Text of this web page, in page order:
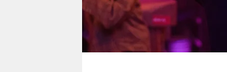
unterstützen
genossenschaft